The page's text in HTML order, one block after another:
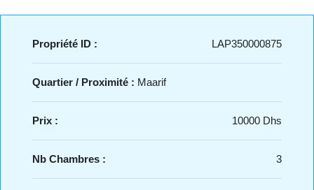
Propriété ID : LAP350000875
Quartier / Proximité : Maarif
Prix : 10000 Dhs
Nb Chambres : 3